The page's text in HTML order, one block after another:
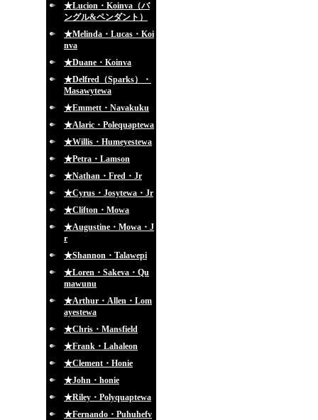
★Lucion・Koinva（バ
ングル&ペンダント）
★Melinda・Lucas・Koi
nva
★Duane・Koinva
★Delfred（Sparks）・
Masawytewa
★Emmett・Navakuku
★Alaric・Polequaptewa
★Willis・Humeyestewa
★Petra・Lamson
★Nathan・Fred・Jr
★Cyrus・Josytewa・Jr
★Clifton・Mowa
★Augustine・Mowa・J
r
★Shannon・Talawepi
★Loren・Sakeva・Qu
mawunu
★Arthur・Allen・Lom
ayestewa
★Chris・Mansfield
★Frank・Lahaleon
★Clement・Honie
★John・honie
★Riley・Polyquaptewa
★Fernando・Puhuhefv